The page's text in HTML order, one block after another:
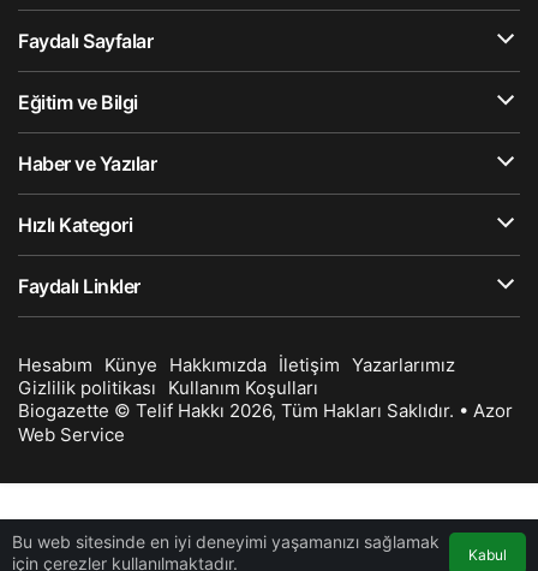
Bu web sitesinde en iyi deneyimi yaşamanızı sağlamak
için çerezler kullanılmaktadır.
Kabul
Faydalı Sayfalar
Eğitim ve Bilgi
Haber ve Yazılar
Hızlı Kategori
Faydalı Linkler
Hesabım Künye Hakkımızda İletişim Yazarlarımız
Gizlilik politikası
Kullanım Koşulları
Biogazette © Telif Hakkı 2026, Tüm Hakları Saklıdır. • Azor
Web Service